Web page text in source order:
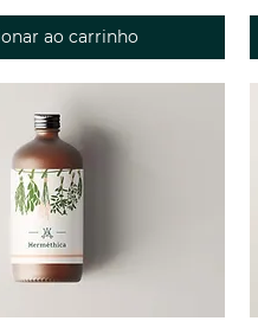
ao carrinho